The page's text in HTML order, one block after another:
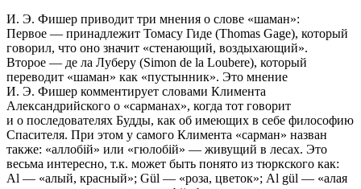
И. Э. Фишер приводит три мнения о слове «шаман»:
Первое — при­надлежит Томасу Гиде (Thomas Gage), который
говорил, что оно значит «стенающий, воздыхающий».
Второе — де ла Луберу (Simon de la Loubere), который
переводит «шаман» как «пустынник». Это мнение
И. Э. Фишер комментирует словами Климента
Александрийского о «сарманах», когда тот говорит
и о последователях Будды, как об имеющих в себе философию
Спасителя. При этом у самого Климента «сарман» назван
также: «аллобiй» или «гюлобiй» — живущий в лесах. Это
весьма интересно, т.к. может быть понято из тюркского как:
Al — «алый, красный»; Gül — «роза, цветок»; Al gül — «алая